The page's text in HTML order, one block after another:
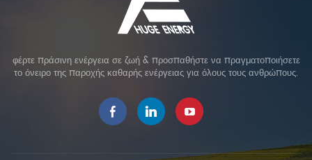
φέρτε πράσινη ενέργεια σε ζωή & προσπαθήστε να πραγματοποιήσετε
το όνειρο της παροχής καθαρής ενέργειας για όλους τους ανθρώπους.